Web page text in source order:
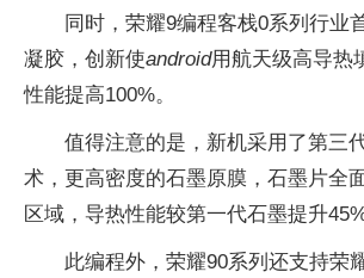
同时，荣耀9编程客栈0系列行业
凝胶，创新使android用航天级高导热
性能提高100%。
值得注意的是，新机采用了第三
术，更高密度的石墨原膜，石墨片全
区域，导热性能较第一代石墨提升45%
此编程外，荣耀90系列还支持荣